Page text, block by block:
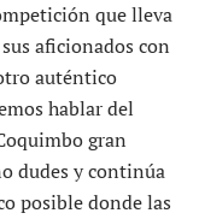
que lleva
aficionados con
auténtico
hablar del
gran
dudes y continúa
posible donde las